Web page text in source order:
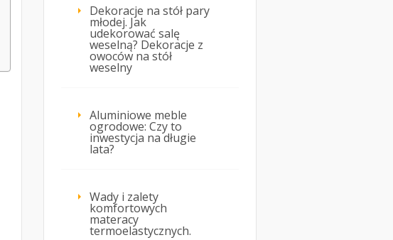
Dekoracje na stół pary
młodej. Jak
udekorować salę
weselną? Dekoracje z
owoców na stół
weselny
Aluminiowe meble
ogrodowe: Czy to
inwestycja na długie
lata?
Wady i zalety
komfortowych
materacy
termoelastycznych.